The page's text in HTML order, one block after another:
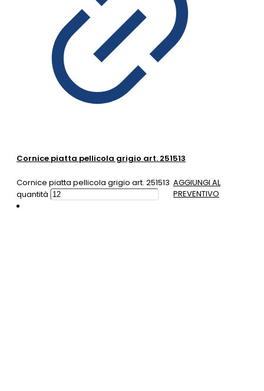
Cornice piatta pellicola grigio art. 251513
Cornice piatta pellicola grigio art. 251513
quantità
AGGIUNGI AL
PREVENTIVO